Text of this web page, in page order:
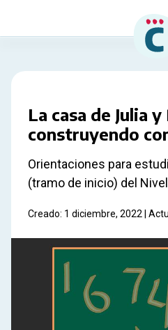
La casa de Julia
construyendo
Orientaciones para
(tramo de inicio) del
Creado: 1 diciembre, 2022 |